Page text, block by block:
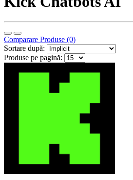
Comparare Produse (0)
Sortare după:
Produse pe pagină: